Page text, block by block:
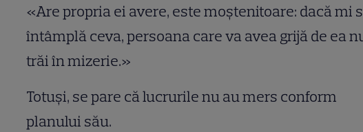
«Are propria ei avere, este moștenitoare: dacă mi
întâmplă ceva, persoana care va avea grijă de ea
trăi în mizerie.»
Totuși, se pare că lucrurile nu au mers conform
planului său.